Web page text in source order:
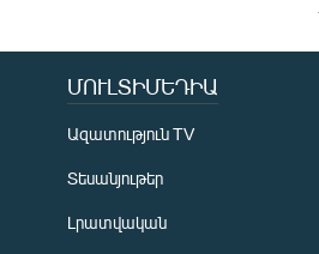
ՄՈՒԼՏԻՄԵԴԻԱ
Ազատություն TV
Տեսանյութեր
Լրատվական